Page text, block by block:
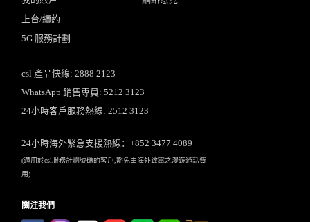
上台/續約
5G 服務計劃
csl 產品快線: 2888 2123
WhatsApp 銷售專員: 5212 3123
24小時客戶服務熱線: 2512 3123
24小時海外緊急支援熱線：+852 3477 4089
(適用於csl服務計劃號碼的客戶,豁免由海外致電之漫遊通話費
用)
關注我們